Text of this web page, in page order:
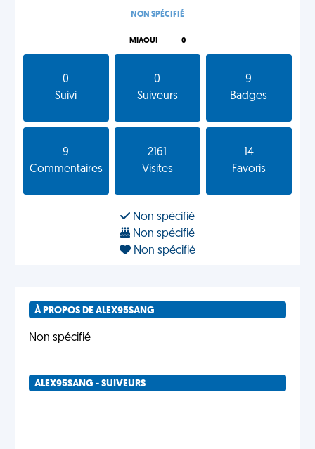
NON SPÉCIFIÉ
MIAOU! 0
0
Suivi
0
Suiveurs
9
Badges
9
Commentaires
2161
Visites
14
Favoris
Non spécifié
Non spécifié
Non spécifié
À PROPOS DE ALEX95SANG
Non spécifié
ALEX95SANG - SUIVEURS